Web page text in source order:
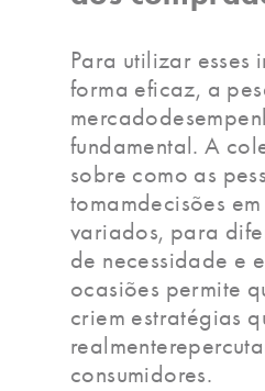
Para utilizar esses
forma eficaz, a
fundamental. A
sobre como as
tomamdecisões
variados, para
de necessidade e
ocasiões permite
criem estratégias
consumidores.